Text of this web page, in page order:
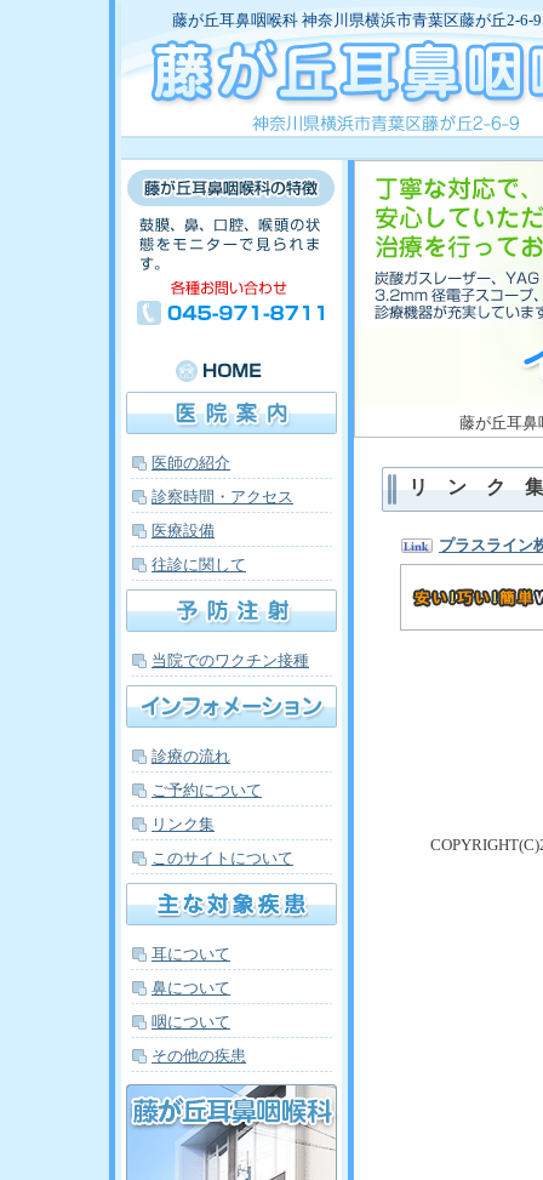
藤が丘耳鼻咽喉科 神奈川県横浜市青葉区藤が丘2-6-9
医師の紹介
診察時間・アクセス
医療設備
往診に関して
当院でのワクチン接種
診療の流れ
ご予約について
リンク集
このサイトについて
耳について
鼻について
咽について
その他の疾患
藤が丘耳
リ ン ク 集
プラスライン